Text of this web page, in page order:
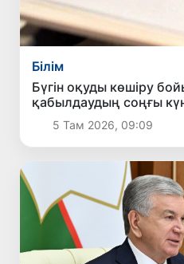
Білім
Бүгін оқуды көшіру
қабылдаудың соңғы
5 Там 2026, 09:09